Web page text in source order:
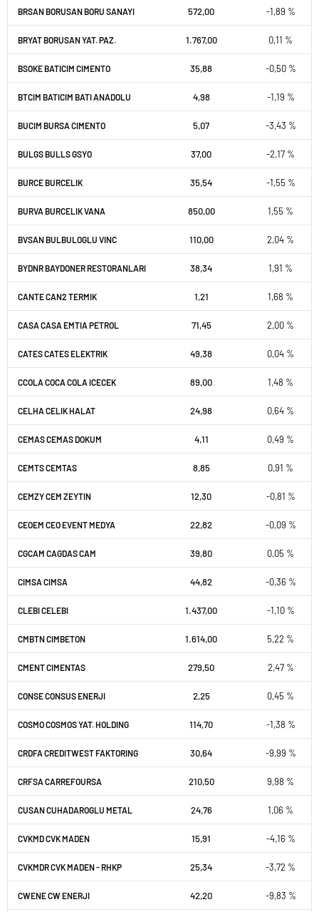
BRSAN BORUSAN BORU SANAYI 572,00 -1,89 %
BRYAT BORUSAN YAT. PAZ. 1.767,00 0,11 %
BSOKE BATICIM CIMENTO 35,88 -0,50 %
BTCIM BATICIM BATI ANADOLU 4,98 -1,19 %
BUCIM BURSA CIMENTO 5,07 -3,43 %
BULGS BULLS GSYO 37,00 -2,17 %
BURCE BURCELIK 35,54 -1,55 %
BURVA BURCELIK VANA 850,00 1,55 %
BVSAN BULBULOGLU VINC 110,00 2,04 %
BYDNR BAYDONER RESTORANLARI 38,34 1,91 %
CANTE CAN2 TERMIK 1,21 1,68 %
CASA CASA EMTIA PETROL 71,45 2,00 %
CATES CATES ELEKTRIK 49,38 0,04 %
CCOLA COCA COLA ICECEK 89,00 1,48 %
CELHA CELIK HALAT 24,98 0,64 %
CEMAS CEMAS DOKUM 4,11 0,49 %
CEMTS CEMTAS 8,85 0,91 %
CEMZY CEM ZEYTIN 12,30 -0,81 %
CEOEM CEO EVENT MEDYA 22,82 -0,09 %
CGCAM CAGDAS CAM 39,80 0,05 %
CIMSA CIMSA 44,82 -0,36 %
CLEBI CELEBI 1.437,00 -1,10 %
CMBTN CIMBETON 1.614,00 5,22 %
CMENT CIMENTAS 279,50 2,47 %
CONSE CONSUS ENERJI 2,25 0,45 %
COSMO COSMOS YAT. HOLDING 114,70 -1,38 %
CRDFA CREDITWEST FAKTORING 30,64 -9,99 %
CRFSA CARREFOURSA 210,50 9,98 %
CUSAN CUHADAROGLU METAL 24,76 1,06 %
CVKMD CVK MADEN 15,91 -4,16 %
CVKMDR CVK MADEN - RHKP 25,34 -3,72 %
CWENE CW ENERJI 42,20 -9,83 %